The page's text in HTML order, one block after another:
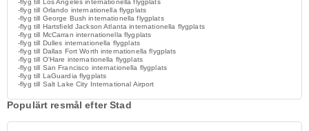
-flyg till Los Angeles internationella flygplats
-flyg till Orlando internationella flygplats
-flyg till George Bush internationella flygplats
-flyg till Hartsfield Jackson Atlanta internationella flygplats
-flyg till McCarran internationella flygplats
-flyg till Dulles internationella flygplats
-flyg till Dallas Fort Worth internationella flygplats
-flyg till O'Hare internationella flygplats
-flyg till San Francisco internationella flygplats
-flyg till LaGuardia flygplats
-flyg till Salt Lake City International Airport
Populärt resmål efter Stad